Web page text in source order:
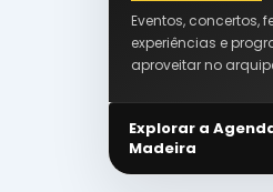
Eventos, concertos,
experiências e
aproveitar no
Explorar a
Madeira